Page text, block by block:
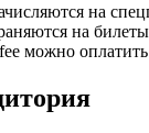
на
на
можно